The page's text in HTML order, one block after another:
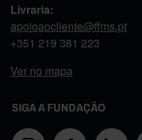
Livraria:
apoioaocliente@ffms.pt
+351 219 381 223
Ver no mapa
SIGA A FUNDAÇÃO